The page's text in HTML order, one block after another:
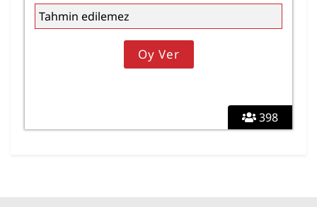
398
Tahmin edilemez